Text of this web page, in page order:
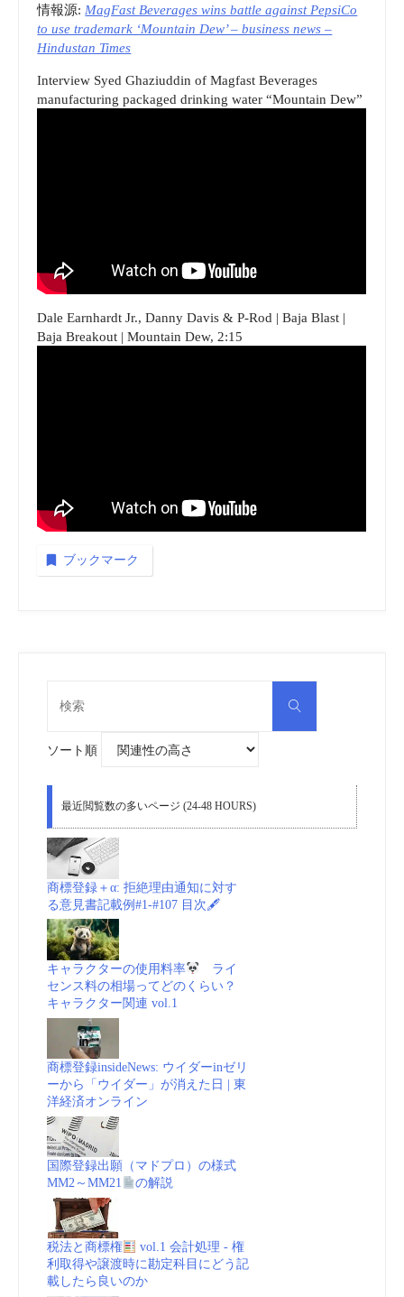
情報源: MagFast Beverages wins battle against PepsiCo
to use trademark ‘Mountain Dew’ – business news –
Hindustan Times
Interview Syed Ghaziuddin of Magfast Beverages
manufacturing packaged drinking water “Mountain Dew”
Dale Earnhardt Jr., Danny Davis & P-Rod | Baja Blast |
Baja Breakout | Mountain Dew, 2:15
ブックマーク
検
ソート順
最近閲覧数の多いページ (24-48 HOURS)
商標登録＋α: 拒絶理由通知に対す
る意見書記載例#1-#107 目次🖋
キャラクターの使用料率
ライ
センス料の相場ってどのくらい？
キャラクター関連 vol.1
商標登録insideNews: ウイダーinゼリ
ーから「ウイダー」が消えた日 | 東
洋経済オンライン
国際登録出願（マドプロ）の様式
MM2～MM21
の解説
税法と商標権
vol.1 会計処理 - 権
利取得や譲渡時に勘定科目にどう記
載したら良いのか